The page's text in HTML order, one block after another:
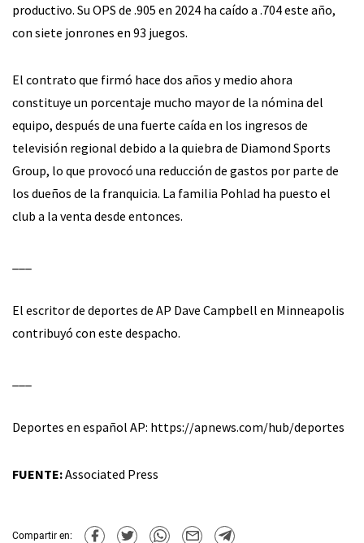
productivo. Su OPS de .905 en 2024 ha caído a .704 este año,
con siete jonrones en 93 juegos.
El contrato que firmó hace dos años y medio ahora
constituye un porcentaje mucho mayor de la nómina del
equipo, después de una fuerte caída en los ingresos de
televisión regional debido a la quiebra de Diamond Sports
Group, lo que provocó una reducción de gastos por parte de
los dueños de la franquicia. La familia Pohlad ha puesto el
club a la venta desde entonces.
El escritor de deportes de AP Dave Campbell en Minneapolis
contribuyó con este despacho.
Deportes en español AP: https://apnews.com/hub/deportes
FUENTE:Associated Press
Compartir en: